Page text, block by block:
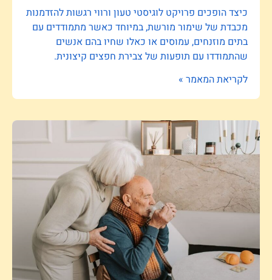
כיצד הופכים פרויקט לוגיסטי טעון ורווי רגשות להזדמנות
מכבדת של שימור מורשת, במיוחד כאשר מתמודדים עם
בתים מוזנחים, עמוסים או כאלו שחיו בהם אנשים
שהתמודדו עם תופעות של צבירת חפצים קיצונית.
לקריאת המאמר »